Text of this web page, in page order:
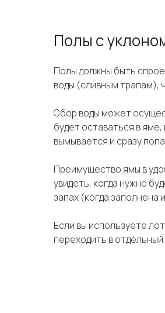
Полы с
Полы должны быть
воды (сливным трапам),
Сбор воды может
будет оставаться в яме,
вымывается и сразу
Преимущество ямы в
увидеть, когда нужно
запах (когда заполнена
Если вы используете
переходить в